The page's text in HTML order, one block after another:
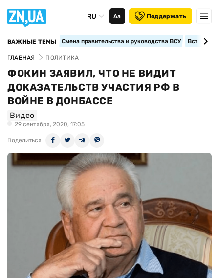
RU Аа Поддержать
ВАЖНЫЕ ТЕМЫ Смена правительства и руководства ВСУ
ГЛАВНАЯ ПОЛИТИКА
ФОКИН ЗАЯВИЛ, ЧТО НЕ ВИДИТ
ДОКАЗАТЕЛЬСТВ УЧАСТИЯ РФ В
ВОЙНЕ В ДОНБАССЕ
Видео
29 сентября, 2020, 17:05
Поделиться